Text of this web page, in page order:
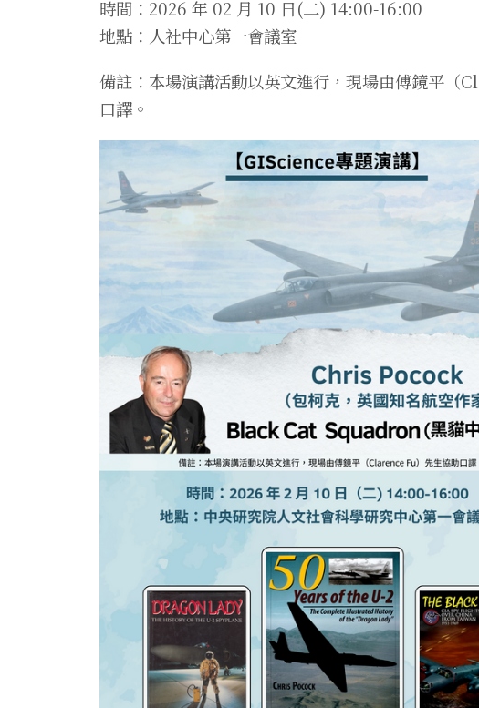
時間：2026 年 02 月 10 日(二) 14:00-16:00
地點：人社中心第一會議室
備註：本場演講活動以英文進行，現場由傅鏡平（
口譯。